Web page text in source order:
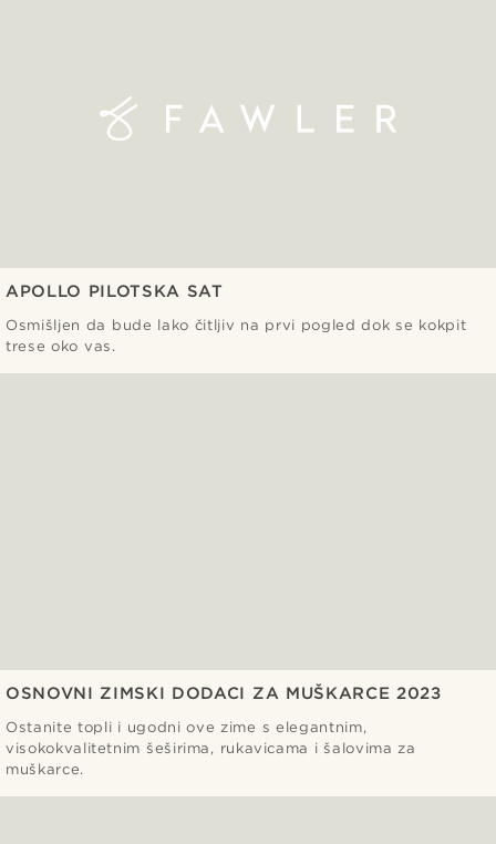
APOLLO PILOTSKA SAT
Osmišljen da bude lako čitljiv na prvi pogled dok se kokpit
trese oko vas.
OSNOVNI ZIMSKI DODACI ZA MUŠKARCE 2023
Ostanite topli i ugodni ove zime s elegantnim,
visokokvalitetnim šeširima, rukavicama i šalovima za
muškarce.